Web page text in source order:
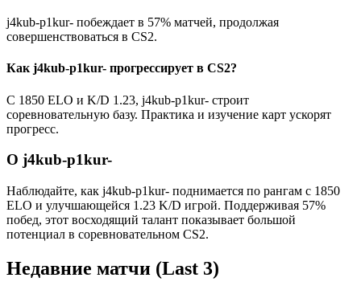
j4kub-p1kur- побеждает в 57% матчей, продолжая
совершенствоваться в CS2.
Как j4kub-p1kur- прогрессирует в CS2?
С 1850 ELO и K/D 1.23, j4kub-p1kur- строит
соревновательную базу. Практика и изучение карт ускорят
прогресс.
О j4kub-p1kur-
Наблюдайте, как j4kub-p1kur- поднимается по рангам с 1850
ELO и улучшающейся 1.23 K/D игрой. Поддерживая 57%
побед, этот восходящий талант показывает большой
потенциал в соревновательном CS2.
Недавние матчи (Last 3)